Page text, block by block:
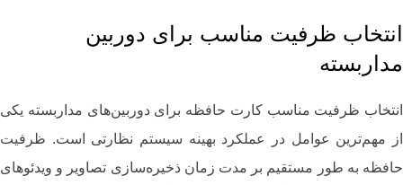
انتخاب ظرفیت مناسب برای دوربین
مداربسته
انتخاب ظرفیت مناسب کارت حافظه برای دوربین‌های مداربسته یکی
از مهم‌ترین عوامل در عملکرد بهینه سیستم نظارتی است. ظرفیت
حافظه به طور مستقیم بر مدت زمان ذخیره‌سازی تصاویر و ویدئوهای